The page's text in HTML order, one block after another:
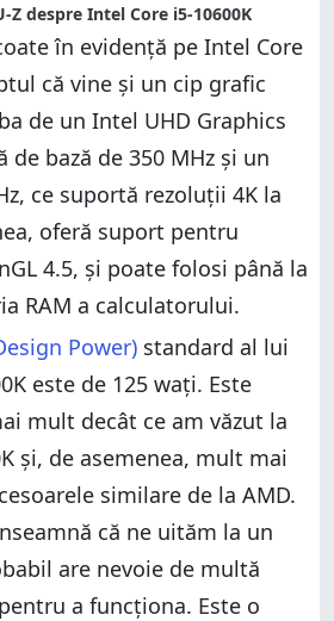
Z despre Intel Core i5-10600K
în evidență pe Intel Core
că vine și un cip grafic
de un Intel UHD Graphics
de bază de 350 MHz și un
ce suportă rezoluții 4K la
oferă suport pentru
4.5, și poate folosi până la
RAM a calculatorului.
Power) standard al lui
este de 125 wați. Este
mult decât ce am văzut la
și, de asemenea, mult mai
similare de la AMD.
că ne uităm la un
are nevoie de multă
a funcționa. Este o